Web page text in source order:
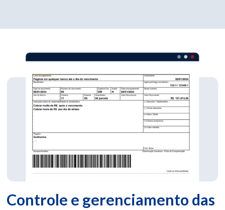
Controle e gerenciamento das